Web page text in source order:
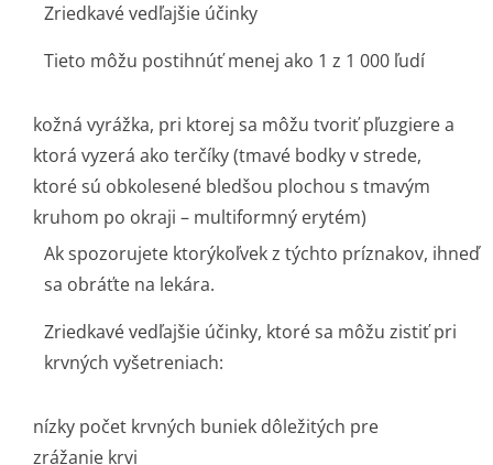
Zriedkavé vedľajšie účinky
Tieto môžu postihnúť menej ako 1 z 1 000 ľudí
kožná vyrážka, pri ktorej sa môžu tvoriť pľuzgiere a
ktorá vyzerá ako terčíky (tmavé bodky v strede,
ktoré sú obkolesené bledšou plochou s tmavým
kruhom po okraji – multiformný erytém)
Ak spozorujete ktorýkoľvek z týchto príznakov, ihneď
sa obráťte na lekára.
Zriedkavé vedľajšie účinky, ktoré sa môžu zistiť pri
krvných vyšetreniach:
nízky počet krvných buniek dôležitých pre
zrážanie krvi